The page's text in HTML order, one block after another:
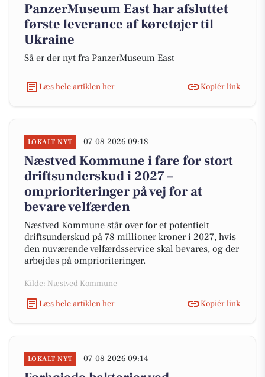
PanzerMuseum East har afsluttet
første leverance af køretøjer til
Ukraine
Så er der nyt fra PanzerMuseum East
Læs hele artiklen her Kopiér link
LOKALT NYT 07-08-2026 09:18
Næstved Kommune i fare for stort
driftsunderskud i 2027 –
omprioriteringer på vej for at
bevare velfærden
Næstved Kommune står over for et potentielt
driftsunderskud på 78 millioner kroner i 2027, hvis
den nuværende velfærdsservice skal bevares, og der
arbejdes på omprioriteringer.
Kilde: Næstved Kommune
Læs hele artiklen her
Kopiér link
LOKALT NYT 07-08-2026 09:14